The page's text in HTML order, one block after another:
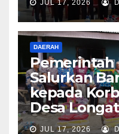
JUL 17, 2026
DAERAH
Pemerintah
Salurkan
kepada
Desa Longat
JUL 17, 2026